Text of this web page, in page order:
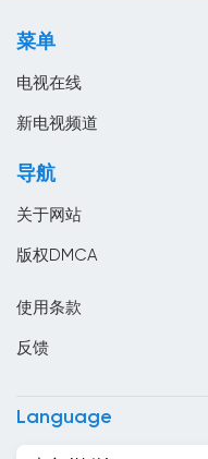
危地马拉
菜单
电视在线
新电视频道
导航
关于网站
版权DMCA
使用条款
反馈
Language